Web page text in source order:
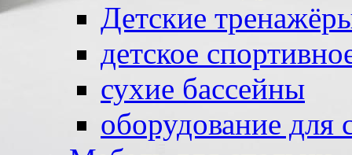
Детские
детское
сухие бассейны
оборудование для